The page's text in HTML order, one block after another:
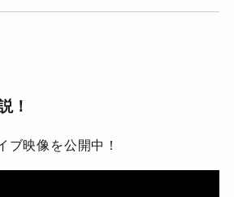
！
ブ映像を公開中！